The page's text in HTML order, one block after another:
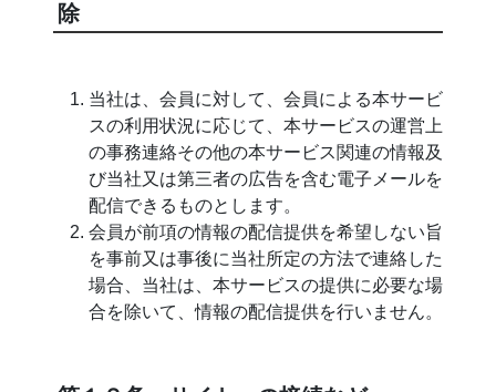
除
当社は、会員に対して、会員による本サービ
スの利用状況に応じて、本サービスの運営上
の事務連絡その他の本サービス関連の情報及
び当社又は第三者の広告を含む電子メールを
配信できるものとします。
会員が前項の情報の配信提供を希望しない旨
を事前又は事後に当社所定の方法で連絡した
場合、当社は、本サービスの提供に必要な場
合を除いて、情報の配信提供を行いません。